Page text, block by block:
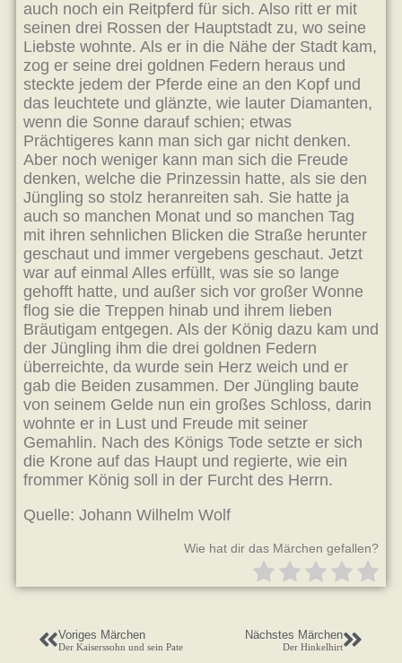
auch noch ein Reitpferd für sich. Also ritt er mit
seinen drei Rossen der Hauptstadt zu, wo seine
Liebste wohnte. Als er in die Nähe der Stadt kam,
zog er seine drei goldnen Federn heraus und
steckte jedem der Pferde eine an den Kopf und
das leuchtete und glänzte, wie lauter Diamanten,
wenn die Sonne darauf schien; etwas
Prächtigeres kann man sich gar nicht denken.
Aber noch weniger kann man sich die Freude
denken, welche die Prinzessin hatte, als sie den
Jüngling so stolz heranreiten sah. Sie hatte ja
auch so manchen Monat und so manchen Tag
mit ihren sehnlichen Blicken die Straße herunter
geschaut und immer vergebens geschaut. Jetzt
war auf einmal Alles erfüllt, was sie so lange
gehofft hatte, und außer sich vor großer Wonne
flog sie die Treppen hinab und ihrem lieben
Bräutigam entgegen. Als der König dazu kam und
der Jüngling ihm die drei goldnen Federn
überreichte, da wurde sein Herz weich und er
gab die Beiden zusammen. Der Jüngling baute
von seinem Gelde nun ein großes Schloss, darin
wohnte er in Lust und Freude mit seiner
Gemahlin. Nach des Königs Tode setzte er sich
die Krone auf das Haupt und regierte, wie ein
frommer König soll in der Furcht des Herrn.
Quelle: Johann Wilhelm Wolf
Wie hat dir das Märchen gefallen?
Voriges Märchen
Der Kaiserssohn und sein Pate
Nächstes Märchen
Der Hinkelhirt